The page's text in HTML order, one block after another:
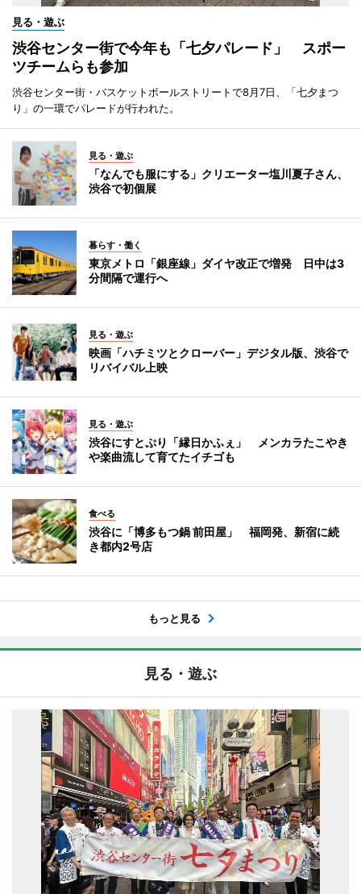
見る・遊ぶ
渋谷センター街で今年も「七夕パレード」 スポー
ツチームらも参加
渋谷センター街・バスケットボールストリートで8月7日、「七夕まつ
り」の一環でパレードが行われた。
見る・遊ぶ
「なんでも服にする」クリエーター塩川夏子さん、
渋谷で初個展
暮らす・働く
東京メトロ「銀座線」ダイヤ改正で増発 日中は3
分間隔で運行へ
見る・遊ぶ
映画「ハチミツとクローバー」デジタル版、渋谷で
リバイバル上映
見る・遊ぶ
渋谷にすとぷり「縁日かふぇ」 メンカラたこやき
や楽曲流して育てたイチゴも
食べる
渋谷に「博多もつ鍋 前田屋」 福岡発、新宿に続
き都内2号店
もっと見る
見る・遊ぶ